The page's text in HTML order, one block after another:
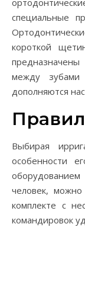
специальные
короткой
между зубами
дополняются
Выбирая
особенности
человек,
комплекте с
командировок